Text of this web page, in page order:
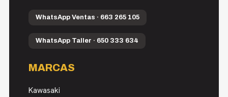
WhatsApp Ventas · 663 265 105
WhatsApp Taller · 650 333 634
MARCAS
Kawasaki